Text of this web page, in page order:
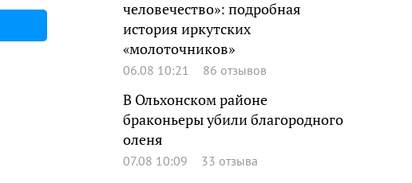
человечество»: подробная
история иркутских
«молоточников»
06.08 10:21 86 отзывов
В Ольхонском районе
браконьеры убили благородного
оленя
07.08 10:09 33 отзыва